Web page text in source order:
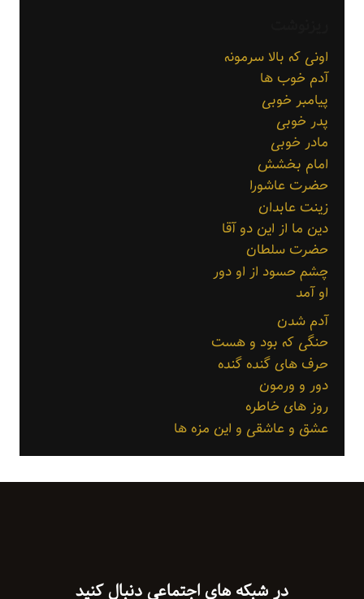
اونی که بالا سرمونه
آدم خوب ها
پیامبر خوبی
پدر خوبی
مادر خوبی
امام بخشش
حضرت عاشورا
زینت عابدان
دین ما از این دو آقا
حضرت سلطان
چشم حسود از او دور
او آمد
آدم شدن
حنگی که بود و هست
حرف های گنده گنده
دور و ورمون
روز های خاطره
عشق و عاشقی و این مزه ها
در شبکه های اجتماعی دنبال کنید